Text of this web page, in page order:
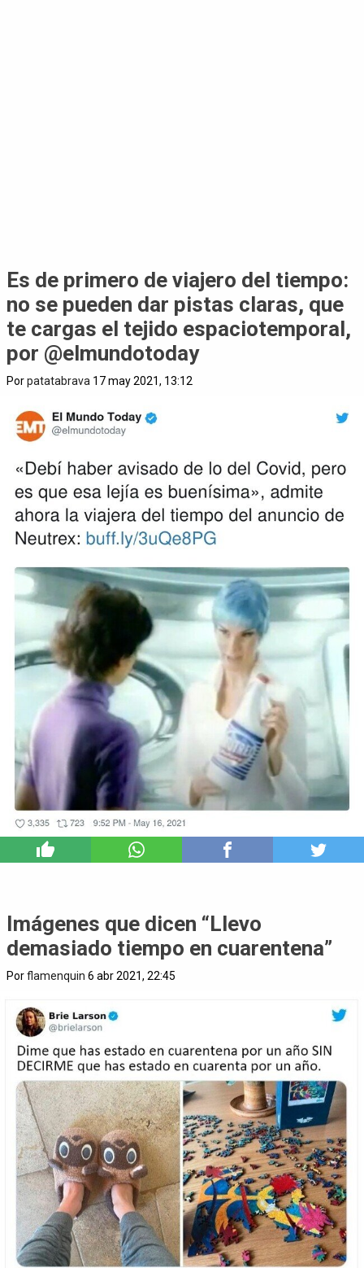
Es de primero de viajero del tiempo:
no se pueden dar pistas claras, que
te cargas el tejido espaciotemporal,
por @elmundotoday
Porpatatabrava 17 may 2021, 13:12
Imágenes que dicen “Llevo
demasiado tiempo en cuarentena”
Porflamenquin 6 abr 2021, 22:45